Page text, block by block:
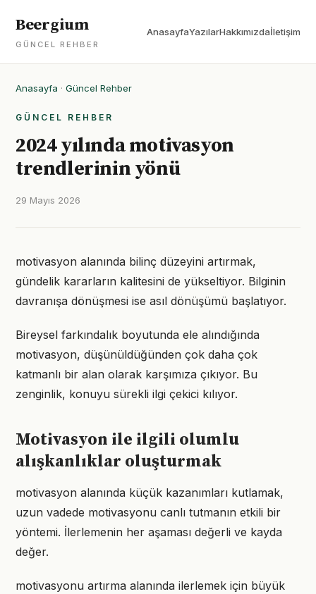
Beergium
GÜNCEL REHBER
AnasayfaYazılarHakkımızdaİletişim
Anasayfa · Güncel Rehber
GÜNCEL REHBER
2024 yılında motivasyon
trendlerinin yönü
29 Mayıs 2026
motivasyon alanında bilinç düzeyini artırmak,
gündelik kararların kalitesini de yükseltiyor. Bilginin
davranışa dönüşmesi ise asıl dönüşümü başlatıyor.
Bireysel farkındalık boyutunda ele alındığında
motivasyon, düşünüldüğünden çok daha çok
katmanlı bir alan olarak karşımıza çıkıyor. Bu
zenginlik, konuyu sürekli ilgi çekici kılıyor.
Motivasyon ile ilgili olumlu
alışkanlıklar oluşturmak
motivasyon alanında küçük kazanımları kutlamak,
uzun vadede motivasyonu canlı tutmanın etkili bir
yöntemi. İlerlemenin her aşaması değerli ve kayda
değer.
motivasyonu artırma alanında ilerlemek için büyük